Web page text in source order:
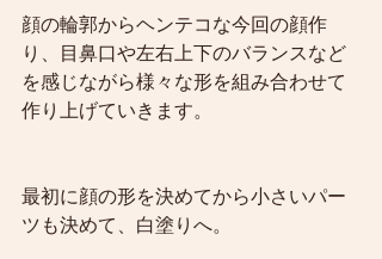
顔の輪郭からヘンテコな今回の顔作
り、目鼻口や左右上下のバランスなど
を感じながら様々な形を組み合わせて
作り上げていきます。
最初に顔の形を決めてから小さいパー
ツも決めて、白塗りへ。